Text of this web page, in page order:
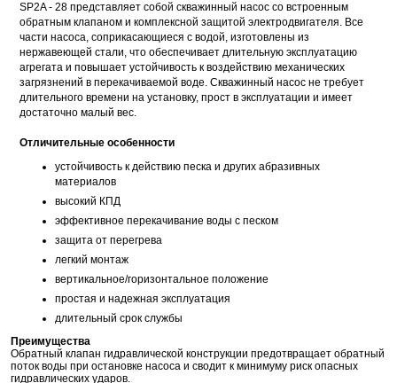
SP2A - 28 представляет собой скважинный насос со встроенным
обратным клапаном и комплексной защитой электродвигателя. Все
части насоса, соприкасающиеся с водой, изготовлены из
нержавеющей стали, что обеспечивает длительную эксплуатацию
агрегата и повышает устойчивость к воздействию механических
загрязнений в перекачиваемой воде. Скважинный насос не требует
длительного времени на установку, прост в эксплуатации и имеет
достаточно малый вес.
Отличительные особенности
устойчивость к действию песка и других абразивных
материалов
высокий КПД
эффективное перекачивание воды с песком
защита от перегрева
легкий монтаж
вертикальное/горизонтальное положение
простая и надежная эксплуатация
длительный срок службы
Преимущества
Обратный клапан гидравлической конструкции предотвращает обратный
поток воды при остановке насоса и сводит к минимуму риск опасных
гидравлических ударов.